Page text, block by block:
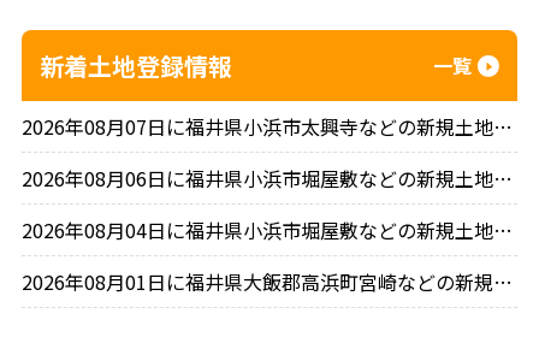
新着土地登録情報 一覧
2026年08月07日に福井県小浜市太興寺などの新規土地情報を2件登録しました。
2026年08月06日に福井県小浜市堀屋敷などの新規土地情報を1件登録しました。
2026年08月04日に福井県小浜市堀屋敷などの新規土地情報を1件登録しました。
2026年08月01日に福井県大飯郡高浜町宮崎などの新規土地情報を2件登録しました。